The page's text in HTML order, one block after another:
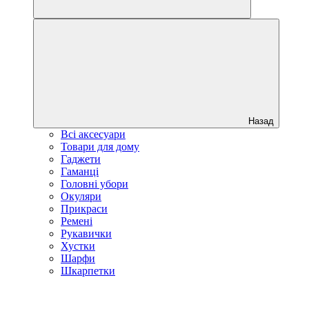
Назад
Всі аксесуари
Товари для дому
Гаджети
Гаманці
Головні убори
Окуляри
Прикраси
Ремені
Рукавички
Хустки
Шарфи
Шкарпетки